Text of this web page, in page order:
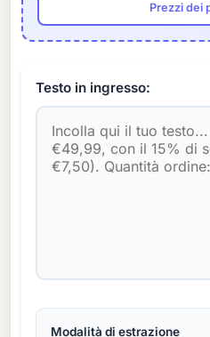
Prezzi dei
Testo in ingresso:
Modalità di estrazione